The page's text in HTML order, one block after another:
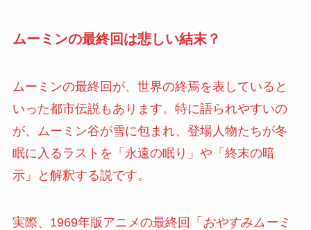
ムーミンの最終回は悲しい結末？
ムーミンの最終回が、世界の終焉を表していると
いった都市伝説もあります。特に語られやすいの
が、ムーミン谷が雪に包まれ、登場人物たちが冬
眠に入るラストを「永遠の眠り」や「終末の暗
示」と解釈する説です。
実際、1969年版アニメの最終回「 おやすみムーミ